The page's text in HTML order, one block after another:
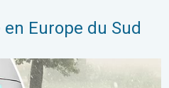
Europe du Sud
Pologne. Fortes intempéries.